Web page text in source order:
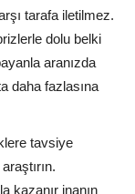
tarafa iletilmez.
dolu belki
aranızda
daha fazlasına
tavsiye
kazanır inanın